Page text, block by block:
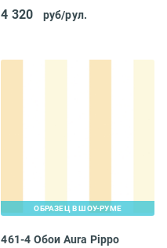
4 320 руб/рул.
ОБРАЗЕЦ В ШОУ-РУМЕ
461-4 Обои Aura Pippo